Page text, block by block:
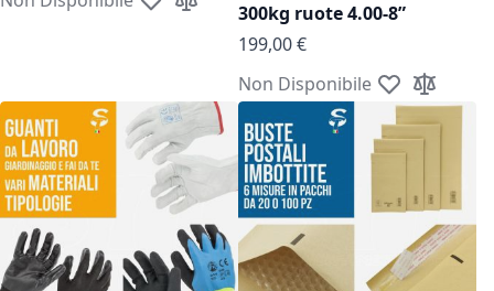
Aggiungi alla lista desideri
Aggiungi al confronto
300kg ruote 4.00-8”
199,00 €
Non Disponibile Aggiungi alla
Aggiungi